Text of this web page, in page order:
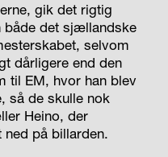
gik det rigtig
både det sjællandske
selvom
dårligere end den
til EM, hvor han blev
så de skulle nok
Heino, der
ned på billarden.